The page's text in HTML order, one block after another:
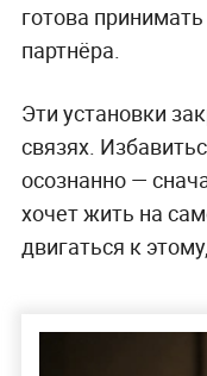
готова
партнёра.
Эти установки
связях.
осознанно —
хочет жить на
двигаться к